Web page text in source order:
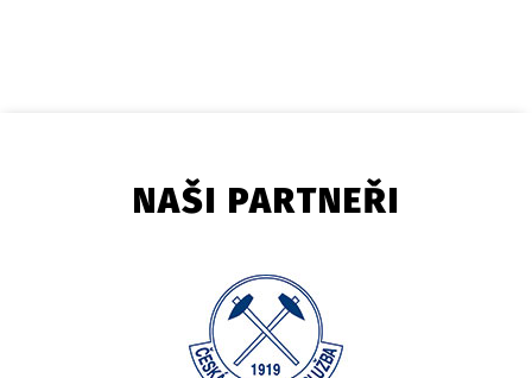
NAŠI PARTNEŘI